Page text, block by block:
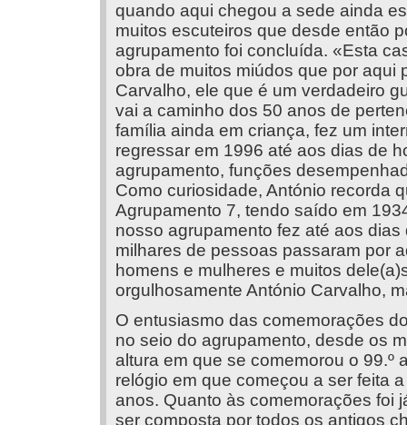
quando aqui chegou a sede ainda
muitos escuteiros que desde então
agrupamento foi concluída. «Esta
obra de muitos miúdos que por aqui
Carvalho, ele que é um verdadeiro
vai a caminho dos 50 anos de
família ainda em criança, fez um
regressar em 1996 até aos dias de
agrupamento, funções
Como curiosidade, António recorda
Agrupamento 7, tendo saído em
nosso agrupamento fez até aos
milhares de pessoas passaram por
homens e mulheres e muitos
orgulhosamente António Carvalho,
O entusiasmo das comemorações
no seio do agrupamento, desde os
altura em que se comemorou o 99.º
relógio em que começou a ser feita
anos. Quanto às comemorações foi
ser composta por todos os antigos